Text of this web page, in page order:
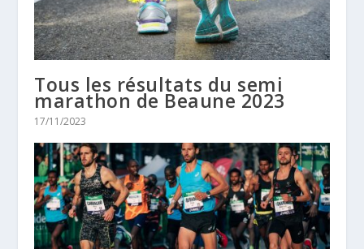
Tous les résultats du semi
marathon de Beaune 2023
17/11/2023